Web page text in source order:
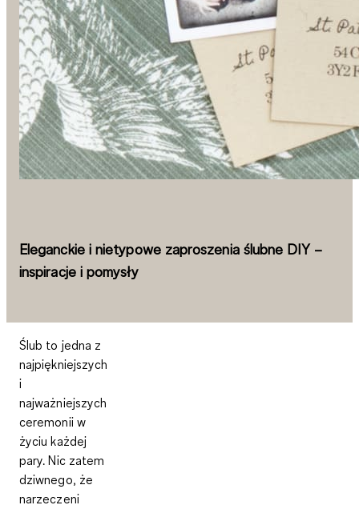
Eleganckie i nietypowe zaproszenia ślubne DIY –
inspiracje i pomysły
Ślub to jedna z
najpiękniejszych
i
najważniejszych
ceremonii w
życiu każdej
pary. Nic zatem
dziwnego, że
narzeczeni